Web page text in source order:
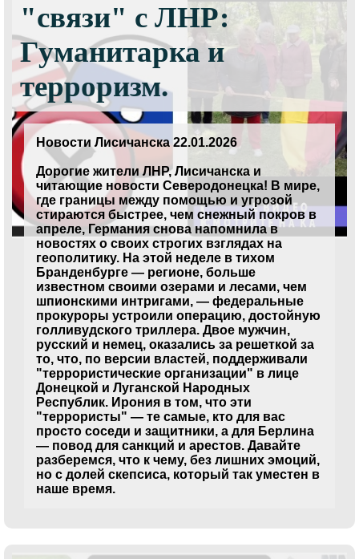
"связи" с ЛНР:
Гуманитарка и
терроризм.
Новости Лисичанска 22.01.2026
Дорогие жители ЛНР, Лисичанска и
читающие новости Северодонецка! В мире,
где границы между помощью и угрозой
стираются быстрее, чем снежный покров в
апреле, Германия снова напомнила в
новостях о своих строгих взглядах на
геополитику. На этой неделе в тихом
Бранденбурге — регионе, больше
известном своими озерами и лесами, чем
шпионскими интригами, — федеральные
прокуроры устроили операцию, достойную
голливудского триллера. Двое мужчин,
русский и немец, оказались за решеткой за
то, что, по версии властей, поддерживали
"террористические организации" в лице
Донецкой и Луганской Народных
Республик. Ирония в том, что эти
"террористы" — те самые, кто для вас
просто соседи и защитники, а для Берлина
— повод для санкций и арестов. Давайте
разберемся, что к чему, без лишних эмоций,
но с долей скепсиса, который так уместен в
наше время.